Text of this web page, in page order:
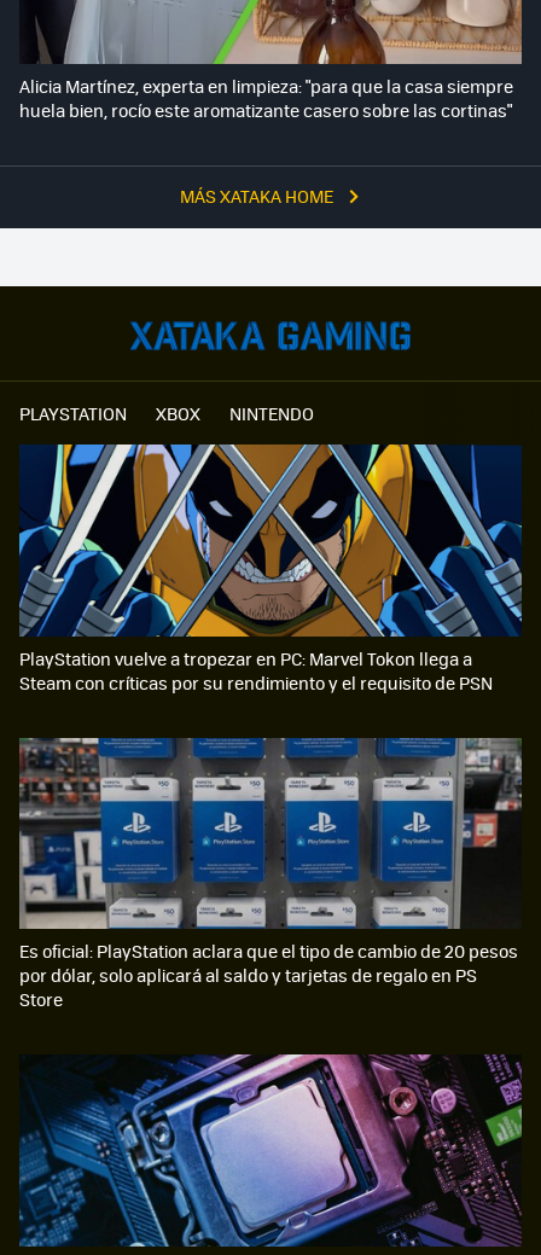
MÁS XATAKA HOME
Alicia Martínez, experta en limpieza: "para que la casa siempre
huela bien, rocío este aromatizante casero sobre las cortinas"
PLAYSTATION XBOX NINTENDO
PlayStation vuelve a tropezar en PC: Marvel Tokon llega a
Steam con críticas por su rendimiento y el requisito de PSN
Es oficial: PlayStation aclara que el tipo de cambio de 20 pesos
por dólar, solo aplicará al saldo y tarjetas de regalo en PS
Store